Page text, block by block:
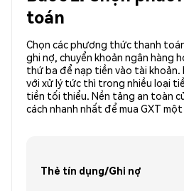
toán
Chọn các phương thức thanh
ghi nợ, chuyển khoản ngân hàng
thứ ba để nạp tiền vào tài khoản.
với xử lý tức thì trong nhiều loại
tiền tối thiểu. Nền tảng an toàn
cách nhanh nhất để mua GXT
Thẻ tín dụng/Ghi nợ